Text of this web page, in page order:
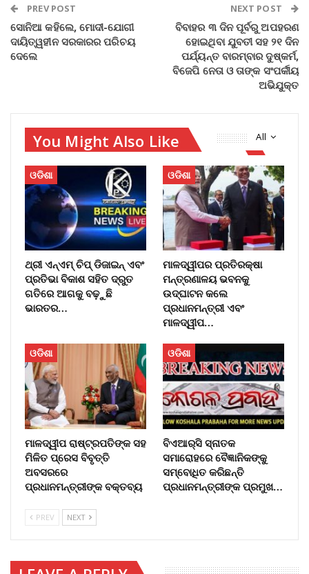
PREV POST
ସୋନିଆ କହିଲେ, ମୋଦୀ-ଯୋଗୀ
ଦାୟିତ୍ୱହୀନ ସରକାରର ପରିଚୟ
ଦେଲେ
NEXT POST
ବିବାହର ୩ ଦିନ ପୂର୍ବରୁ ଅପହରଣ
ହୋଇଥିବା ଯୁବତୀ ସହ ୨୧ ଦିନ
ପର୍ଯ୍ୟନ୍ତ ବାରମ୍ବାର ଦୁଷ୍କର୍ମ,
ବିଜେପି ନେତା ଓ ତାଙ୍କ ସଂପର୍କୀୟ
ଅଭିଯୁକ୍ତ
All
You Might Also Like
ଓଡିଶା
ଥ୍ରୀ ଏନ୍‌ଏମ୍ ଚିପ୍ ଡିଜାଇନ୍ ଏବଂ
ପ୍ରତିଭା ବିକାଶ ସହିତ ଦ୍ରୁତ
ଗତିରେ ଆଗକୁ ବଢ଼ୁଛି
ଭାରତର…
ଓଡିଶା
ମାଳଦ୍ୱୀପର ପ୍ରତିରକ୍ଷା
ମନ୍ତ୍ରଣାଳୟ ଭବନକୁ
ଉଦ୍‌ଘାଟନ କଲେ
ପ୍ରଧାନମନ୍ତ୍ରୀ ଏବଂ
ମାଳଦ୍ୱୀପ…
ଓଡିଶା
ମାଳଦ୍ୱୀପ ରାଷ୍ଟ୍ରପତିଙ୍କ ସହ
ମିଳିତ ପ୍ରେସ ବିବୃତ୍ତି
ଅବସରରେ
ପ୍ରଧାନମନ୍ତ୍ରୀଙ୍କ ବକ୍ତବ୍ୟ
ଓଡିଶା
ବିଏଆର୍‌ସି ସ୍ନାତକ
ସମାରୋହରେ ବୈଜ୍ଞାନିକଙ୍କୁ
ସମ୍ବୋଧିତ କରିଛନ୍ତି
ପ୍ରଧାନମନ୍ତ୍ରୀଙ୍କ ପ୍ରମୁଖ…
PREV NEXT